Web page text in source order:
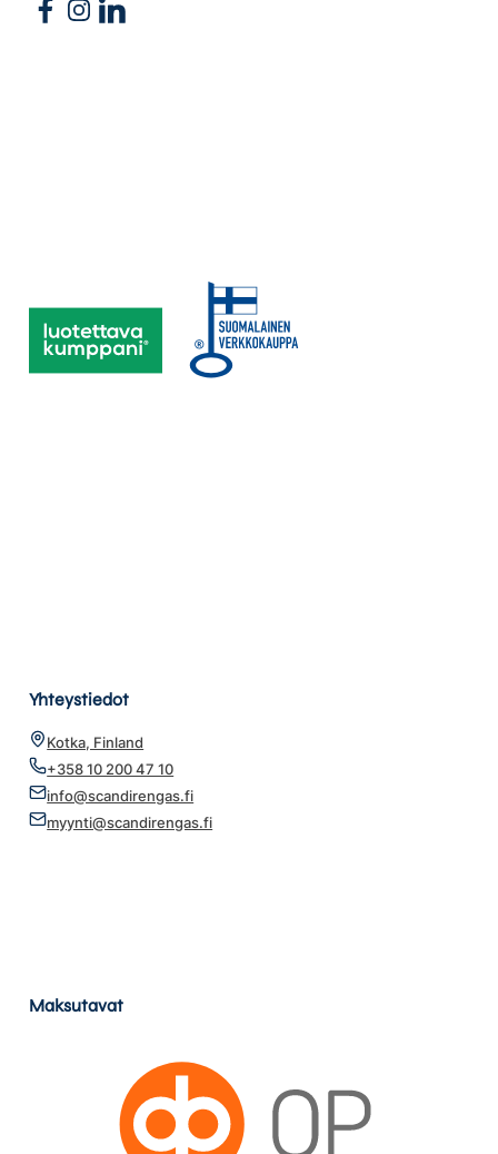
Follow us on Facebook
Follow us on Instagram
Follow us on Linkedin
Yhteystiedot
Kotka, Finland
+358 10 200 47 10
info@scandirengas.fi
myynti@scandirengas.fi
Maksutavat